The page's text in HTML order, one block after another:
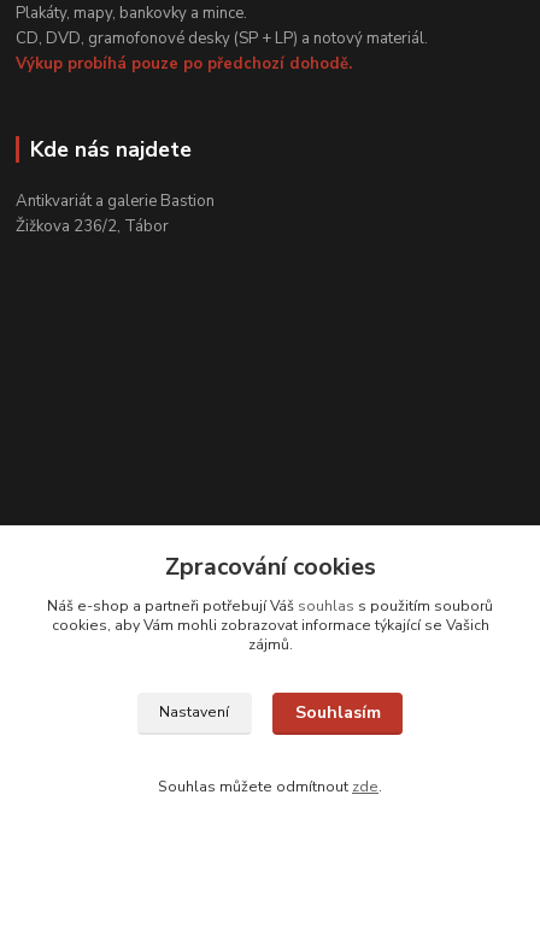
Plakáty, mapy, bankovky a mince.
CD, DVD, gramofonové desky (SP + LP) a notový materiál.
Výkup probíhá pouze po předchozí dohodě.
Kde nás najdete
Antikvariát a galerie Bastion
Žižkova 236/2, Tábor
Zákaznická podpora
+420 608 331 344
info@antikvariatcz.com
Zpracování cookies
Náš e-shop a partneři potřebují Váš souhlas s použitím souborů
cookies, aby Vám mohli zobrazovat informace týkající se Vašich
zájmů.
Nastavení Souhlasím
Souhlas můžete odmítnout zde.